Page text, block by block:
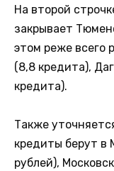
На второй
закрывает
этом реже всего
(8,8 кредита),
кредита).
Также
кредиты берут в
рублей),